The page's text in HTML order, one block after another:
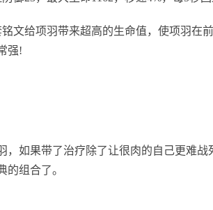
给项羽带来超高的生命值，使项羽在
强!
如果带了治疗除了让很肉的自己更难战
的组合了。